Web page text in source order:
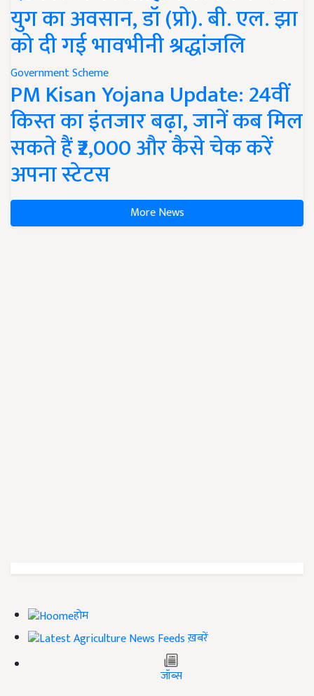
युग का अवसान, डॉ (प्रो). बी. एल. झा
को दी गई भावभीनी श्रद्धांजलि
Government Scheme
PM Kisan Yojana Update: 24वीं
किस्त का इंतजार बढ़ा, जानें कब मिल
सकते हैं ₹2,000 और कैसे चेक करें
अपना स्टेटस
More News
होम
ख़बरें
जॉब्स